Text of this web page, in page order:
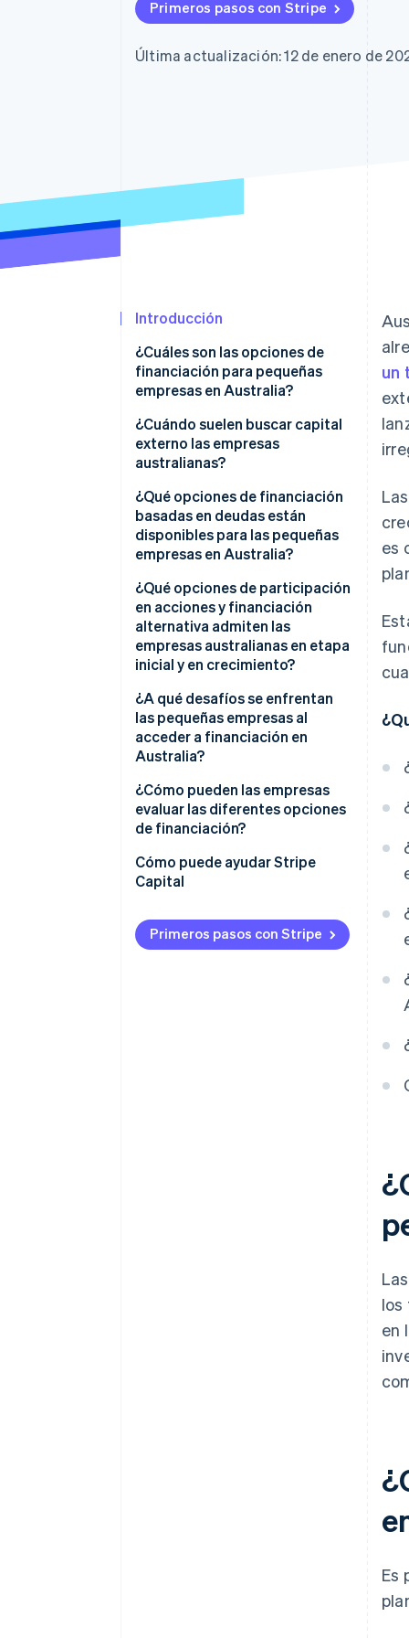
Optimizaciones de aceptación
Proceso de compra acelerado
Primeros pasos con Stripe
Última actualización: 12 de enero de
Introducción
¿Cuáles son las opciones de
financiación para pequeñas
empresas en Australia?
¿Cuándo suelen buscar capital
externo las empresas
australianas?
¿Qué opciones de financiación
basadas en deudas están
disponibles para las pequeñas
empresas en Australia?
¿Qué opciones de participación
en acciones y financiación
alternativa admiten las
empresas australianas en etapa
inicial y en crecimiento?
¿A qué desafíos se enfrentan
las pequeñas empresas al
acceder a financiación en
Australia?
¿Cómo pueden las empresas
evaluar las diferentes opciones
de financiación?
Cómo puede ayudar Stripe
Capital
Primeros pasos con Stripe
un
es
los
en
Es